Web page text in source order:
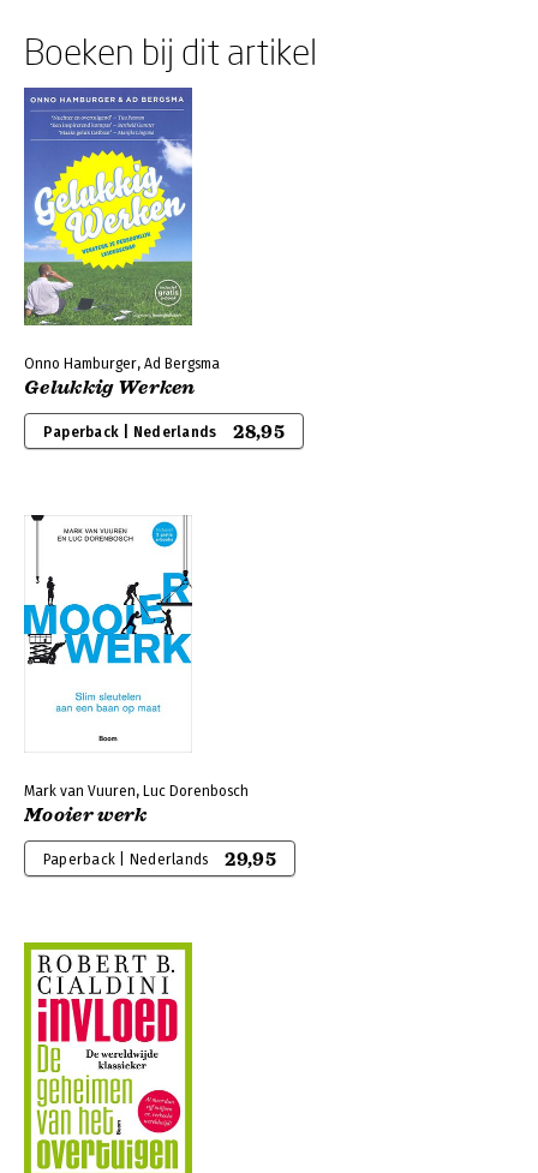
Boeken bij dit artikel
Onno Hamburger, Ad Bergsma
Gelukkig Werken
Paperback | Nederlands 28,95
Mark van Vuuren, Luc Dorenbosch
Mooier werk
Paperback | Nederlands 29,95